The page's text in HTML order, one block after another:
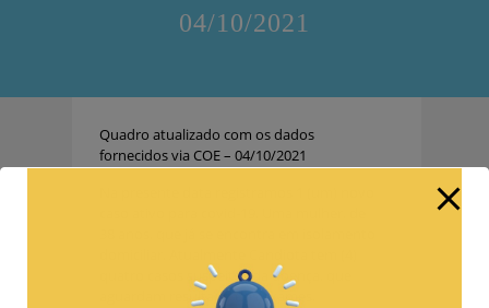
04/10/2021
Quadro atualizado com os dados
fornecidos via COE – 04/10/2021
quatro casos suspeitos da doença, que
aguardam resultado dos exames.